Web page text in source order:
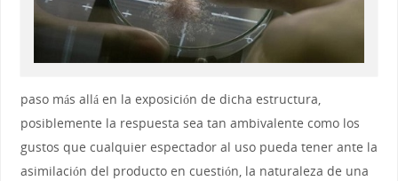
paso más allá en la exposición de dicha estructura,
posiblemente la respuesta sea tan ambivalente como los
gustos que cualquier espectador al uso pueda tener ante la
asimilación del producto en cuestión, la naturaleza de una